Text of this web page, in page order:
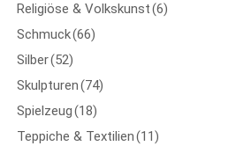
Religiöse & Volkskunst(6)
Schmuck(66)
Silber(52)
Skulpturen(74)
Spielzeug(18)
Teppiche & Textilien(11)